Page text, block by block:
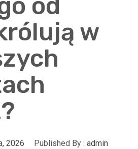
od
w
2026 Published By : admin